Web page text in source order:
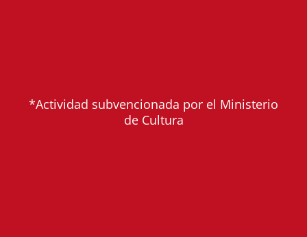
*Actividad subvencionada por el Ministerio
de Cultura